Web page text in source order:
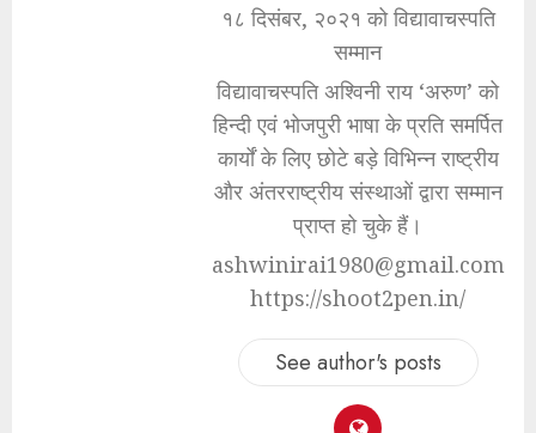
१८ दिसंबर, २०२१ को विद्यावाचस्पति
सम्मान
विद्यावाचस्पति अश्विनी राय ‘अरुण’ को
हिन्दी एवं भोजपुरी भाषा के प्रति समर्पित
कार्यों के लिए छोटे बड़े विभिन्न राष्ट्रीय
और अंतरराष्ट्रीय संस्थाओं द्वारा सम्मान
प्राप्त हो चुके हैं।
ashwinirai1980@gmail.com
https://shoot2pen.in/
See author's posts